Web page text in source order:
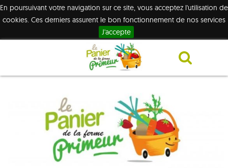
En poursuivant votre navigation sur ce site, vous acceptez l'utilisation de
cookies. Ces derniers assurent le bon fonctionnement de nos services
J'accepte